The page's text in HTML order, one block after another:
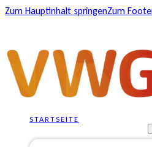
Zum Hauptinhalt springenZum
STARTSEITE